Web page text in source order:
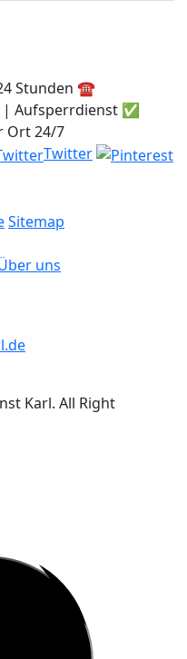
Stunden ☎️
| Aufsperrdienst ✅
Ort 24/7
Twitter
Sitemap
uns
Karl. All Right